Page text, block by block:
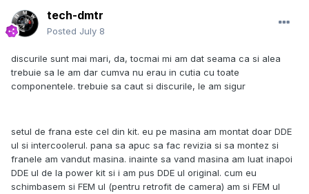
tech-dmtr
Posted July 8
discurile sunt mai mari, da, tocmai mi am dat seama ca si alea
trebuie sa le am dar cumva nu erau in cutia cu toate
componentele. trebuie sa caut si discurile, le am sigur
setul de frana este cel din kit. eu pe masina am montat doar DDE
ul si intercoolerul. pana sa apuc sa fac revizia si sa montez si
franele am vandut masina. inainte sa vand masina am luat inapoi
DDE ul de la power kit si i am pus DDE ul original. cum eu
schimbasem si FEM ul (pentru retrofit de camera) am si FEM ul